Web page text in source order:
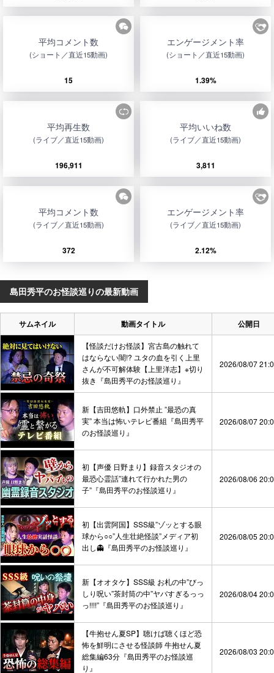
平均コメント数
(ショート／直近15動画)
15
エンゲージメント率
(ショート／直近15動画)
1.39%
平均再生数
(ライブ／直近15動画)
196,911
平均いいね数
(ライブ／直近15動画)
3,811
平均コメント数
(ライブ／直近15動画)
372
エンゲージメント率
(ライブ／直近15動画)
2.12%
島田秀平のお怪談巡りの最新動画
サムネイル 動画タイトル 公開日
【怪談だけお怪談】宮古島の触れて
はならない闇!? ユタの血を引く上里
さんが不可解体験【上里洋志】※切り
抜き『島田秀平のお怪談巡り』
2026/08/07
新【吉田悠軌】口外禁止 ”最恐の真
実” 本当は怖いテレビ番組『島田秀平
のお怪談巡り』
2026/08/07
初【声優 日野まり】録音スタジオの
最恐心霊話”連れて行かれた男の
子”『島田秀平のお怪談巡り』
2026/08/06
初【出雲阿国】SSS級”ゾッとする眼
球から○○”人生壮絶怪談”メディア初
出し👻『島田秀平のお怪談巡り』
2026/08/05
新【オオタケ】SSS級 お札の中”びっ
しり呪い”茶封筒の中”ヤバすぎるっっ
っ!!!!”『島田秀平のお怪談巡り』
2026/08/04
【牛抱せん夏SP】聴けば聴くほど恐
怖を鮮明にさせる怪談師 牛抱せん夏
総集編63分『島田秀平のお怪談巡
り』
2026/08/03